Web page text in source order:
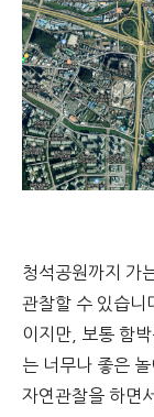
청석공원까지 가
관찰할 수 있습
이지만, 보통 함
는 너무나 좋은
자연관찰을 하면